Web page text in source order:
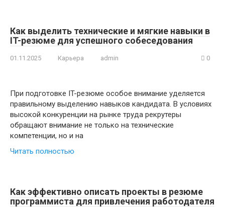
Как выделить технические и мягкие навыки в
IT-резюме для успешного собеседования
01.11.2025 Карьера admin 0
При подготовке IT-резюме особое внимание уделяется
правильному выделению навыков кандидата. В условиях
высокой конкуренции на рынке труда рекрутеры
обращают внимание не только на технические
компетенции, но и на
Читать полностью
Как эффективно описать проекты в резюме
программиста для привлечения работодателя